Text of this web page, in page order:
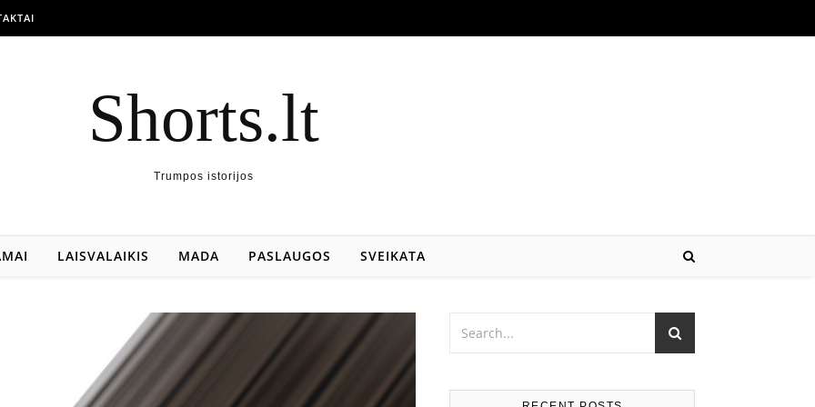
Shorts.lt
Trumpos istorijos
LAISVALAIKIS MADA PASLAUGOS SVEIKATA